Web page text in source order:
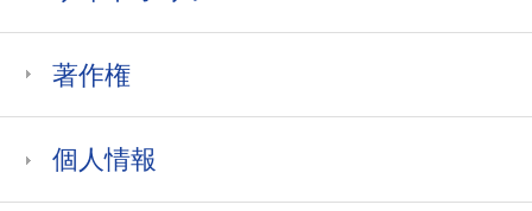
著作権
個人情報